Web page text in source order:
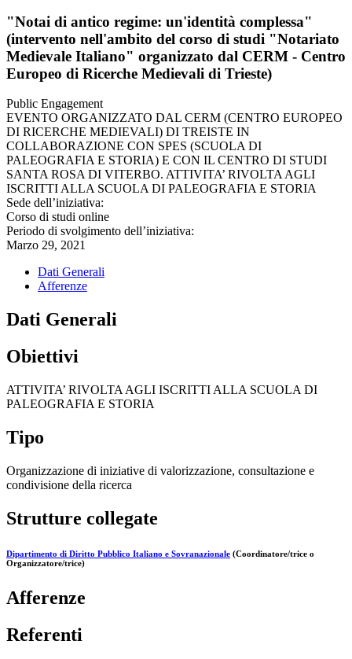
"Notai di antico regime: un'identità complessa"
(intervento nell'ambito del corso di studi "Notariato
Medievale Italiano" organizzato dal CERM - Centro
Europeo di Ricerche Medievali di Trieste)
Public Engagement
EVENTO ORGANIZZATO DAL CERM (CENTRO EUROPEO
DI RICERCHE MEDIEVALI) DI TREISTE IN
COLLABORAZIONE CON SPES (SCUOLA DI
PALEOGRAFIA E STORIA) E CON IL CENTRO DI STUDI
SANTA ROSA DI VITERBO. ATTIVITA’ RIVOLTA AGLI
ISCRITTI ALLA SCUOLA DI PALEOGRAFIA E STORIA
Sede dell’iniziativa:
Corso di studi online
Periodo di svolgimento dell’iniziativa:
Marzo 29, 2021
Dati Generali
Afferenze
Dati Generali
Obiettivi
ATTIVITA’ RIVOLTA AGLI ISCRITTI ALLA SCUOLA DI
PALEOGRAFIA E STORIA
Tipo
Organizzazione di iniziative di valorizzazione, consultazione e
condivisione della ricerca
Strutture collegate
Dipartimento di Diritto Pubblico Italiano e Sovranazionale (Coordinatore/trice o
Organizzatore/trice)
Afferenze
Referenti